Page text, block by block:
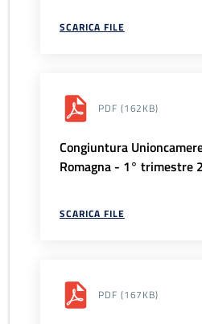
SCARICA FILE
PDF (162KB)
Congiuntura
Romagna - 1° trimestre
SCARICA FILE
PDF (167KB)